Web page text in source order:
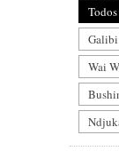
Todos
Wai